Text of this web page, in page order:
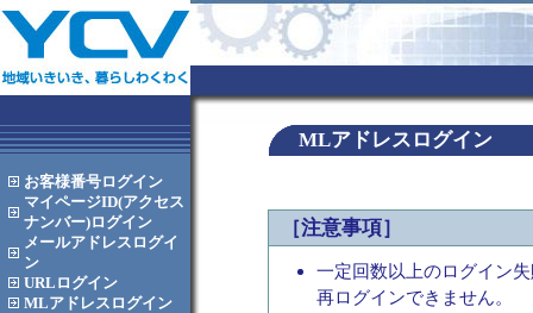
お客様番号ログイン
マイページID(アクセス
ナンバー)ログイン
メールアドレス ログイ
ン
URL ログイン
MLアドレス ログイン
MLアドレスログイン
［注意事項］
一定回数以上のログイン
再ログインできません。